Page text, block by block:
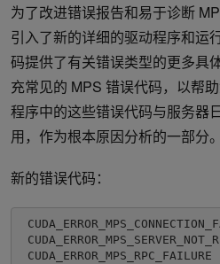
为了改进错误报告和易于诊断
引入了新的详细的驱动程序和运
码提供了有关错误类型的更多具
充常见的 MPS 错误代码，以帮
程序中的这些错误代码与服务器
用，作为根本原因分析的一部分。
新的错误代码：
CUDA_ERROR_MPS_RPC_FAILURE